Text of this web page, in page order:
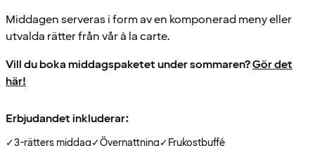
Middagen serveras i form av en komponerad meny eller
utvalda rätter från vår à la carte.
Vill du boka middagspaketet under sommaren?Gör det
här!
Erbjudandet inkluderar:
✓3-rätters middag✓Övernattning✓Frukostbuffé